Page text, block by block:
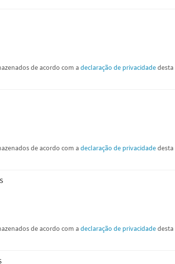
de acordo com a declaração de privacidadedesta
de acordo com a declaração de privacidadedesta
de acordo com a declaração de privacidadedesta